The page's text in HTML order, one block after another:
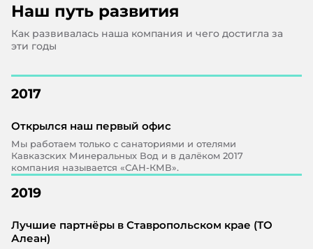
Наш путь развития
Как развивалась наша компания и чего достигла за
эти годы
2017
Открылся наш первый офис
Мы работаем только с санаториями и отелями
Кавказских Минеральных Вод и в далёком 2017
компания называется «САН-КМВ».
2019
Лучшие партнёры в Ставропольском крае (ТО
Алеан)